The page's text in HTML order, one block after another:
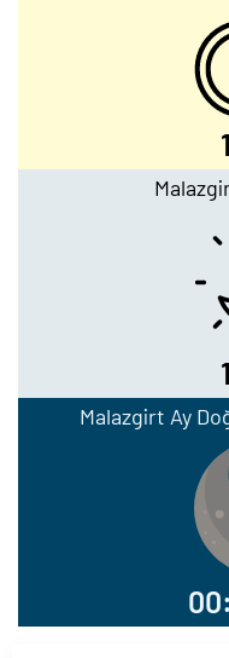
Malazgirt Ay